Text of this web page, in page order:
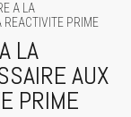
A LA
PRIME
LA
AUX
PRIME